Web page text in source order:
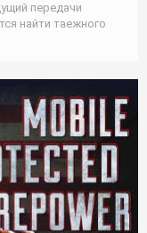
передачи
найти таежного